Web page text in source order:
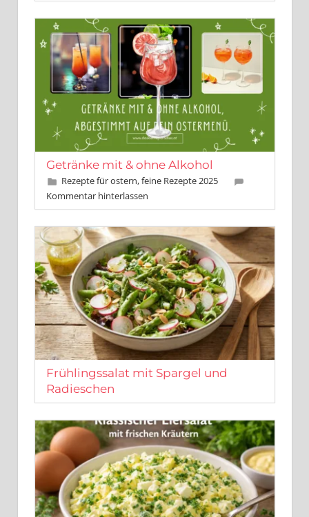
Getränke mit & ohne Alkohol
April 14, 2025
Leo Kobes
Rezepte für ostern, feine Rezepte 2025
Kommentar hinterlassen
Frühlingssalat mit Spargel und
Radieschen